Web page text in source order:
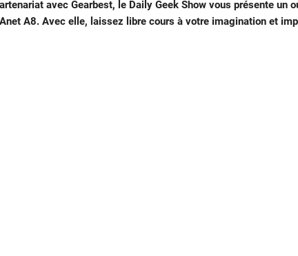
avec Gearbest, le Daily Geek Show vous présente un
Anet A8. Avec elle, laissez libre cours à votre imagination et